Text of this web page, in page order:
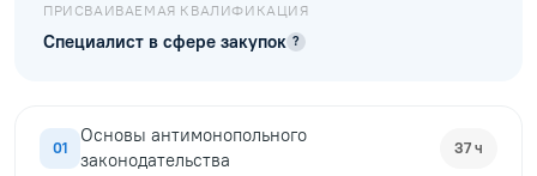
ПРИСВАИВАЕМАЯ КВАЛИФИКАЦИЯ
Специалист в сфере закупок ?
01
Основы антимонопольного
законодательства
37 ч